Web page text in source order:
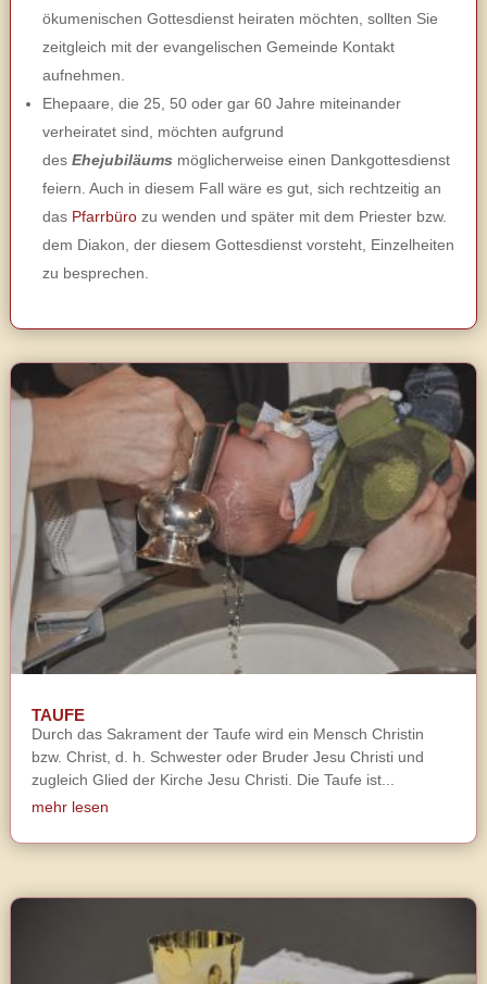
ökumenischen Gottesdienst heiraten möchten, sollten Sie
zeitgleich mit der evangelischen Gemeinde Kontakt
aufnehmen.
Ehepaare, die 25, 50 oder gar 60 Jahre miteinander
verheiratet sind, möchten aufgrund
des Ehejubiläums möglicherweise einen Dankgottesdienst
feiern. Auch in diesem Fall wäre es gut, sich rechtzeitig an
das Pfarrbüro zu wenden und später mit dem Priester bzw.
dem Diakon, der diesem Gottesdienst vorsteht, Einzelheiten
zu besprechen.
TAUFE
Durch das Sakrament der Taufe wird ein Mensch Christin
bzw. Christ, d. h. Schwester oder Bruder Jesu Christi und
zugleich Glied der Kirche Jesu Christi. Die Taufe ist...
mehr lesen